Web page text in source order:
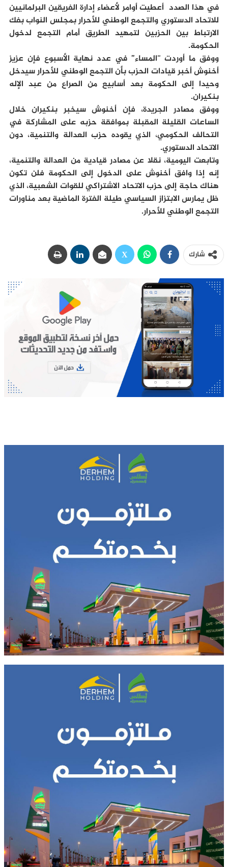
في هذا الصدد أعطيت أوامر لأعضاء إدارة الفريقين البرلمانيين
للاتحاد الدستوري والتجمع الوطني للأحرار بمجلس النواب بفك
الارتباط بين الحزبين لتمهيد الطريق أمام التجمع لدخول
الحكومة.
ووفق ما أوردت “المساء” في عدد نهاية الأسبوع فإن عزيز
أخنوش أخبر قيادات الحزب بأن التجمع الوطني للأحرار سيدخل
وحيدا إلى الحكومة بعد أسابيع من الصراع من عبد الإله
بنكيران.
ووفق مصادر الجريدة، فإن أخنوش سيخبر بنكيران خلال
الساعات القليلة المقبلة بموافقة حزبه على المشاركة في
التحالف الحكومي، الذي يقوده حزب العدالة والتنمية، دون
الاتحاد الدستوري.
وتابعت اليومية، نقلا عن مصادر قيادية من العدالة والتنمية،
إنه إذا وافق أخنوش على الدخول إلى الحكومة فلن تكون
هناك حاجة إلى حزب الاتحاد الاشتراكي للقوات الشعبية، الذي
ظل يمارس الابتزاز السياسي طيلة الفترة الماضية بعد مناورات
التجمع الوطني للأحرار.
شارك